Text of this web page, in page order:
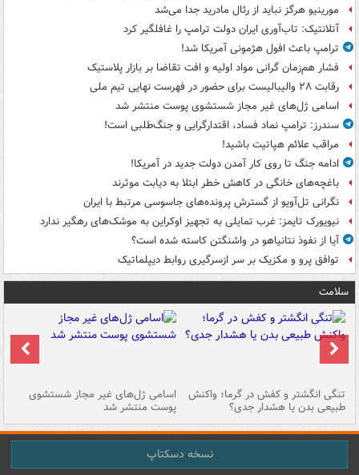
مورینیو هرگز نباید از رئال مادرید جدا می‌شد
آتلانتیک: تاب‌آوری ایران دولت ترامپ را غافلگیر کرد
ترامپ باعث افول هژمونی آمریکا شد!
فشار هم‌زمان گرانی مواد اولیه و افت تقاضا بر بازار پلاستیک
رقابت ۲۸ والیبالیست برای حضور در فهرست نهایی تیم ملی
اسامی ژل‌های غیر مجاز شستشوی پوست منتشر شد
سندرز: ترامپ نماد فساد، اقتدارگرایی و جنگ‌طلبی است!
مراقب علائم هپاتیت باشید!
ادامه جنگ تا روی کار آمدن دولت جدید در آمریکا!
باغچه‌های خانگی در کاهش خطر ابتلا به دیابت موثرند
نگرانی تل‌آویو از گسترش پرونده‌های جاسوسی مرتبط با ایران
نیویورک تایمز: غرب تمایلی به تجهیز اوکراین به موشک‌های رهگیر ندارد
آیا از نفوذ نتانیاهو در واشنگتن کاسته شده است؟
توافق پرو و مکزیک بر سر ازسرگیری روابط دیپلماتیک
سلامت
تنگی انگشتر و کفش در گرما؛ واکنش
طبیعی بدن یا هشدار جدی؟
اسامی ژل‌های غیر مجاز شستشوی
پوست منتشر شد
نسخه دسکتاپ